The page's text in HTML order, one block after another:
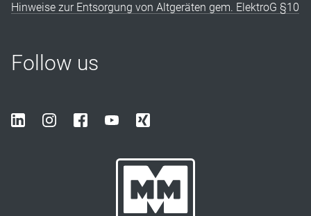
Hinweise zur Entsorgung von Altgeräten gem. ElektroG §10
Follow us